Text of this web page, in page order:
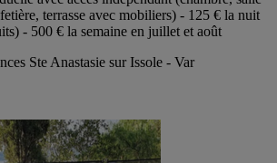
terrasse avec mobiliers) - 125 € la nuit
- 500 € la semaine en juillet et août
Ste Anastasie sur Issole - Var